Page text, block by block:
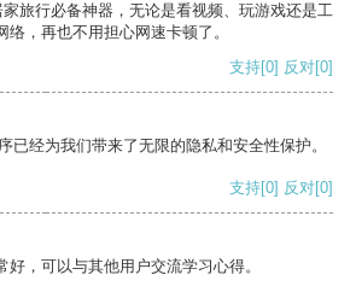
旅行必备神器，无论是看视频、玩游戏还是工
，再也不用担心网速卡顿了。
支持[0] 反对[0]
已经为我们带来了无限的隐私和安全性保护。
支持[0] 反对[0]
，可以与其他用户交流学习心得。